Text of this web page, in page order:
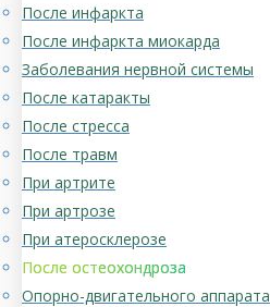
После инфаркта
После инфаркта миокарда
Заболевания нервной системы
После катаракты
После стресса
После травм
При артрите
При артрозе
При атеросклерозе
После остеохондроза
Опорно-двигательного аппарата